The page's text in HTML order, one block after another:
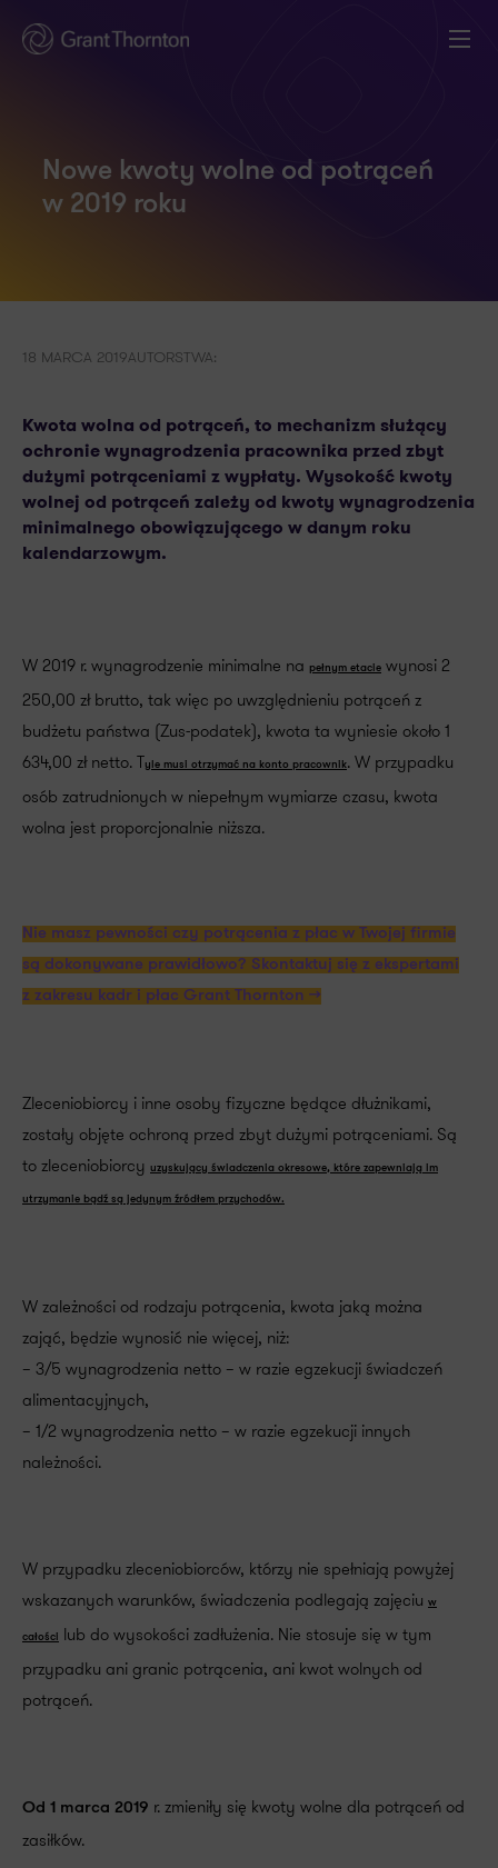
Nowe kwoty wolne od potrąceń
w 2019 roku
18 MARCA 2019AUTORSTWA:
Kwota wolna od potrąceń, to mechanizm służący
ochronie wynagrodzenia pracownika przed zbyt
dużymi potrąceniami z wypłaty. Wysokość kwoty
wolnej od potrąceń zależy od kwoty wynagrodzenia
minimalnego obowiązującego w danym roku
kalendarzowym.
W 2019 r. wynagrodzenie minimalne na pełnym etacie wynosi 2
250,00 zł brutto, tak więc po uwzględnieniu potrąceń z
budżetu państwa (Zus-podatek), kwota ta wyniesie około 1
634,00 zł netto. Tyle musi otrzymać na konto pracownik. W przypadku
osób zatrudnionych w niepełnym wymiarze czasu, kwota
wolna jest proporcjonalnie niższa.
Nie masz pewności czy potrącenia z płac w Twojej firmie
są dokonywane prawidłowo? Skontaktuj się z ekspertami
z zakresu kadr i płac Grant Thornton >>
Zleceniobiorcy i inne osoby fizyczne będące dłużnikami,
zostały objęte ochroną przed zbyt dużymi potrąceniami. Są
to zleceniobiorcy uzyskujący świadczenia okresowe, które zapewniają im
utrzymanie bądź są jedynym źródłem przychodów.
W zależności od rodzaju potrącenia, kwota jaką można
zająć, będzie wynosić nie więcej, niż:
– 3/5 wynagrodzenia netto – w razie egzekucji świadczeń
alimentacyjnych,
– 1/2 wynagrodzenia netto – w razie egzekucji innych
należności.
W przypadku zleceniobiorców, którzy nie spełniają powyżej
wskazanych warunków, świadczenia podlegają zajęciu w
całości
lub do wysokości zadłużenia. Nie stosuje się w tym
przypadku ani granic potrącenia, ani kwot wolnych od
potrąceń.
Od 1 marca 2019 r. zmieniły się kwoty wolne dla potrąceń od
zasiłków.